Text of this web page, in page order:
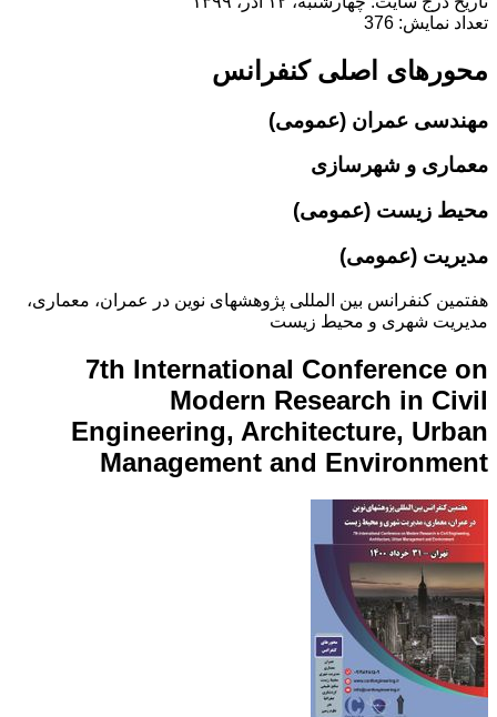
تعداد نمایش: 376
محورهای اصلی کنفرانس
مهندسی عمران (عمومی)
معماری و شهرسازی
محیط زیست (عمومی)
مدیریت (عمومی)
هفتمین کنفرانس بین المللی پژوهشهای نوین در عمران، معماری،
مدیریت شهری و محیط زیست
7th International Conference on
Modern Research in Civil
Engineering, Architecture, Urban
Management and Environment